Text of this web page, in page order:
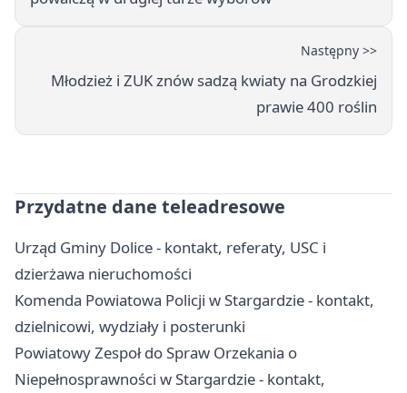
Następny >>
Młodzież i ZUK znów sadzą kwiaty na Grodzkiej
prawie 400 roślin
Przydatne dane teleadresowe
Urząd Gminy Dolice - kontakt, referaty, USC i
dzierżawa nieruchomości
Komenda Powiatowa Policji w Stargardzie - kontakt,
dzielnicowi, wydziały i posterunki
Powiatowy Zespoł do Spraw Orzekania o
Niepełnosprawności w Stargardzie - kontakt,